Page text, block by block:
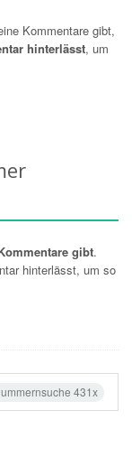
Kommentare gibt,
hinterlässt, um
gibt.
hinterlässt, um so
431x